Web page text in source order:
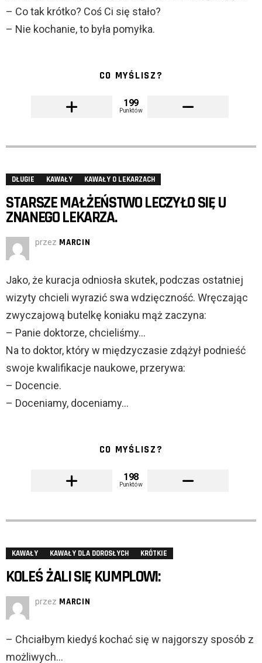
– Co tak krótko? Coś Ci się stało?
– Nie kochanie, to była pomyłka.
CO MYŚLISZ?
199
Punktów
DŁUGIE KAWAŁY KAWAŁY O LEKARZACH
STARSZE MAŁŻEŃSTWO LECZYŁO SIĘ U
ZNANEGO LEKARZA.
przez MARCIN
Jako, że kuracja odniosła skutek, podczas ostatniej
wizyty chcieli wyrazić swa wdzięczność. Wręczając
zwyczajową butelkę koniaku mąż zaczyna:
– Panie doktorze, chcieliśmy…
Na to doktor, który w międzyczasie zdążył podnieść
swoje kwalifikacje naukowe, przerywa:
– Docencie.
– Doceniamy, doceniamy…
CO MYŚLISZ?
198
Punktów
KAWAŁY KAWAŁY DLA DOROSŁYCH KRÓTKIE
KOLEŚ ŻALI SIĘ KUMPLOWI:
przez MARCIN
– Chciałbym kiedyś kochać się w najgorszy sposób z
możliwych…